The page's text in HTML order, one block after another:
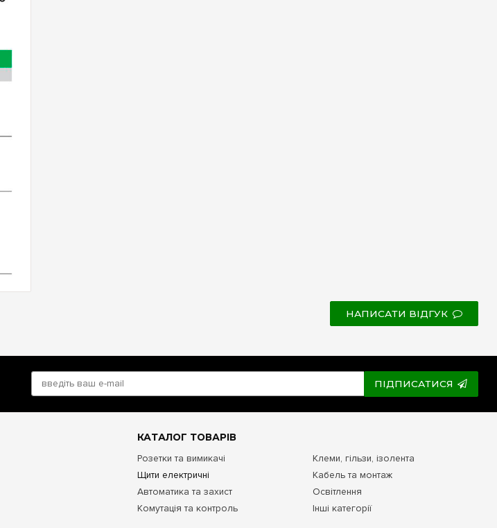
НАПИСАТИ ВІДГУК
ПІДПИСАТИСЯ
КАТАЛОГ ТОВАРІВ
Розетки та вимикачі
Щити електричні
Автоматика та захист
Комутація та контроль
Клеми, гільзи, ізолента
Кабель та монтаж
Освітлення
Інші категорії